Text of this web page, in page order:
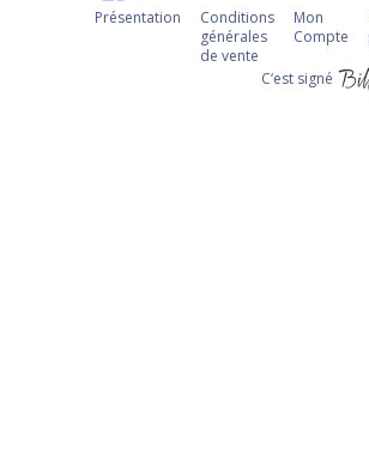
Présentation
Conditions
générales
de vente
Mon
Compte
C‘est signé